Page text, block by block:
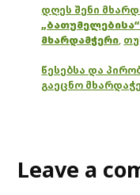
დღეს შენი
მხარდამჭერი,
წესებსა და
გაეცნო
Leave a